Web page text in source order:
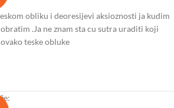
obliku i deoresijevi aksioznosti ja kudim
obratim .Ja ne znam sta cu sutra uraditi koji
teske obluke